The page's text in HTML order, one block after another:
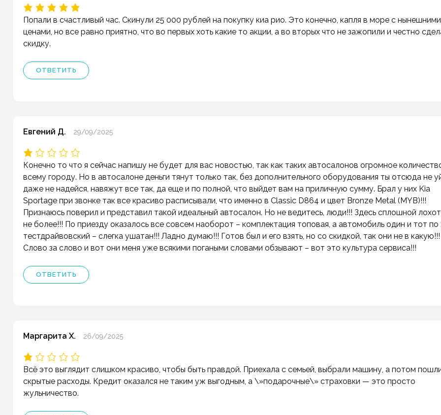
Попали в счастливый час. Скинули 25 000 рублей на покупку киа рио. Это конечно, капля в море с нынешними
ценами, но все равно приятно, что во первых хоть какие то акции, а во вторых что не зажопили и честно
скидку.
ОТВЕТИТЬ
Евгений Д. 29/09/2025
Конечно то что я сейчас напишу не будет для вас новостью, так как таких автосалонов огромное
всему городу. Но в автосалоне деньги тянут только так, без дополнительного оборудования ты отсюда не
даже не надейся, навяжут все так, да еще и по полной, что выйдет вам на приличную сумму. Брал у них Kia
Sportage при звонке так все красиво расписывали, что именно в Classic D864 и цвет Bronze Metal (MYB)!!!
Признаюсь поверил и представил такой идеальный автосалон. Но не ведитесь, люди!!! Здесь сплошной
не более!!! По приезду оказалось все совсем наоборот – комплектация топовая, а автомобиль один и тот по
тестдрайвовский – слегка ушатан!!! Ладно думаю!!! Готов был и его взять, но со скидкой, так они не в какую!!!
Слово за слово и вот они меня уже всякими погаными словами обзывают – вот это культура сервиса!!!
ОТВЕТИТЬ
Маргарита Х. 26/09/2025
Всё это выглядит слишком красиво, чтобы быть правдой. Приехала с семьей, выбрали машину, а потом
скрытые расходы. Кредит оказался не таким уж выгодным, а \»подарочные\» страховки — это просто
жульничество.